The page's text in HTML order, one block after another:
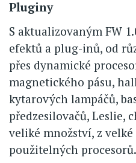
Pluginy
S aktualizovaným FW
efektů a plug-inů, od
přes dynamické
magnetického pásu,
kytarových lampáčů,
předzesilovačů, Leslie,
veliké množství, z velké
použitelných procesorů.